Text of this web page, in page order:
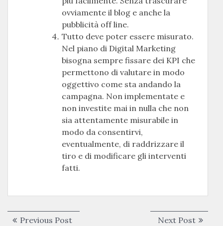
ovviamente il blog e anche la
pubblicità off line.
Tutto deve poter essere misurato.
Nel piano di Digital Marketing
bisogna sempre fissare dei KPI che
permettono di valutare in modo
oggettivo come sta andando la
campagna. Non implementate e
non investite mai in nulla che non
sia attentamente misurabile in
modo da consentirvi,
eventualmente, di raddrizzare il
tiro e di modificare gli interventi
fatti.
Navigazione
Previous PostPrevious
Next PostNext